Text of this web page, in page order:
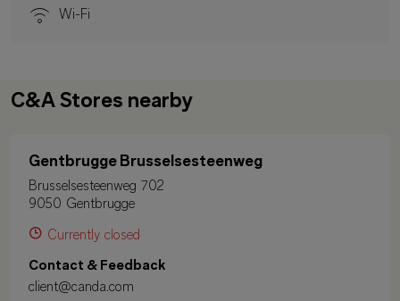
Wi-Fi
C&A Stores nearby
Gentbrugge Brusselsesteenweg
Brusselsesteenweg 702
9050 Gentbrugge
Currently closed
Contact & Feedback
client@canda.com